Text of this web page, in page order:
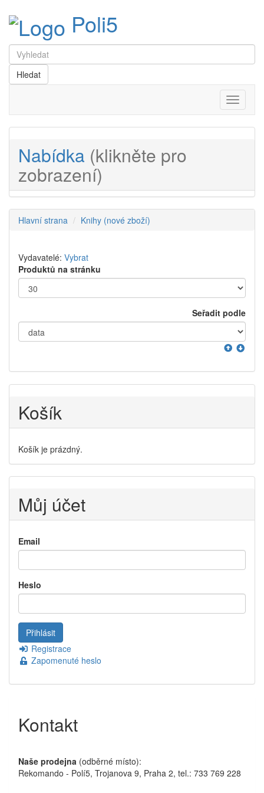
Poli5
Menu
Nabídka (klikněte pro
zobrazení)
Hlavní strana Knihy (nové zboží)
Vydavatelé: Vybrat
Produktů na stránku
Seřadit podle
Košík
Košík je prázdný.
Můj účet
Email
Heslo
Registrace
Zapomenuté heslo
Kontakt
Naše prodejna (odběrné místo):
Rekomando - Polí5, Trojanova 9, Praha 2, tel.: 733 769 228